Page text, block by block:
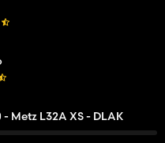
Metz L32A XS - DLAK